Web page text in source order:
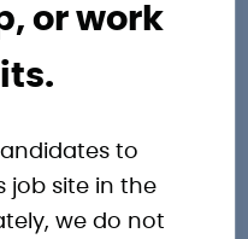
or work
to
job site in the
we do not